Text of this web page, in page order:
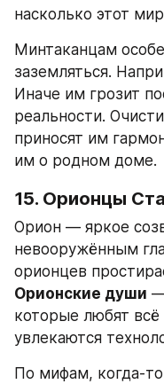
насколько этот
Минтаканцам
заземляться.
Иначе им грозит
реальности.
приносят им
им о родном доме.
15. Орионцы
Орион — яркое
невооружённым
Орионские души —
которые любят всё
увлекаются
По мифам, когда-